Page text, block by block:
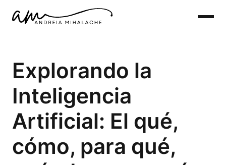
contenido
Explorando la
Inteligencia
Artificial: El qué,
cómo, para qué,